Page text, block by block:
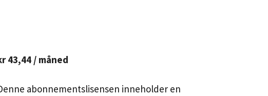
43,44 / måned
abonnementslisensen inneholder en